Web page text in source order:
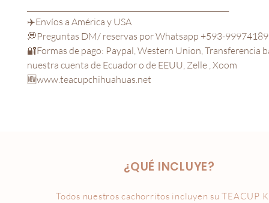
✈️Envíos a América y USA
💭Preguntas DM/ reservas por Whatsapp +593-
🔐Formas de pago: Paypal, Western Union, Transferencia
nuestra cuenta de Ecuador o de EEUU, Zelle , Xoom
🆕www.teacupchihuahuas.net
¿QUÉ INCLUYE?
Todos nuestros cachorritos incluyen su TEACUP